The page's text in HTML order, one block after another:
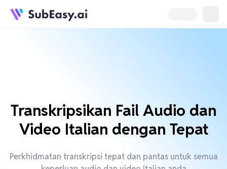
Transkripsikan Fail Audio dan
Video Italian dengan Tepat
Perkhidmatan transkripsi tepat dan pantas untuk semua